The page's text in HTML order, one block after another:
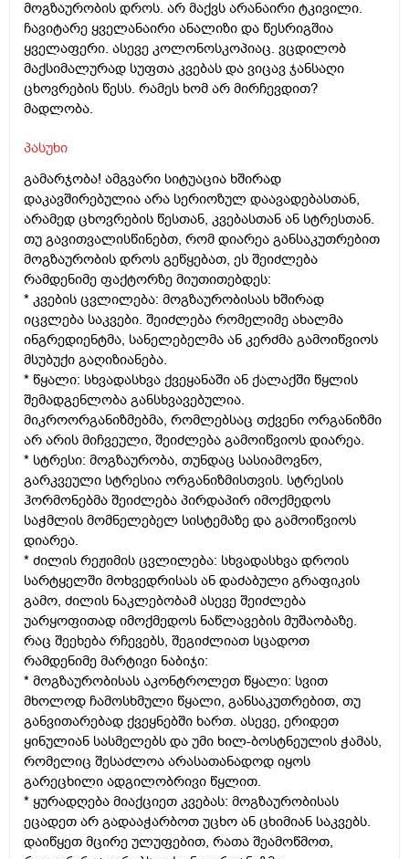
მოგზაურობის დროს. არ მაქვს არანაირი ტკივილი.
ჩავიტარე ყველანაირი ანალიზი და წესრიგშია
ყველაფერი. ასევე კოლონოსკოპიაც. ვცდილობ
მაქსიმალურად სუფთა კვებას და ვიცავ ჯანსაღი
ცხოვრების წესს. რამეს ხომ არ მირჩევდით?
მადლობა.
პასუხი
გამარჯობა! ამგვარი სიტუაცია ხშირად
დაკავშირებულია არა სერიოზულ დაავადებასთან,
არამედ ცხოვრების წესთან, კვებასთან ან სტრესთან.
თუ გავითვალისწინებთ, რომ დიარეა განსაკუთრებით
მოგზაურობის დროს გეწყებათ, ეს შეიძლება
რამდენიმე ფაქტორზე მიუთითებდეს:
* კვების ცვლილება: მოგზაურობისას ხშირად
იცვლება საკვები. შეიძლება რომელიმე ახალმა
ინგრედიენტმა, სანელებელმა ან კერძმა გამოიწვიოს
მსუბუქი გაღიზიანება.
* წყალი: სხვადასხვა ქვეყანაში ან ქალაქში წყლის
შემადგენლობა განსხვავებულია.
მიკროორგანიზმებმა, რომლებსაც თქვენი ორგანიზმი
არ არის მიჩვეული, შეიძლება გამოიწვიოს დიარეა.
* სტრესი: მოგზაურობა, თუნდაც სასიამოვნო,
გარკვეული სტრესია ორგანიზმისთვის. სტრესის
ჰორმონებმა შეიძლება პირდაპირ იმოქმედოს
საჭმლის მომნელებელ სისტემაზე და გამოიწვიოს
დიარეა.
* ძილის რეჟიმის ცვლილება: სხვადასხვა დროის
სარტყელში მოხვედრისას ან დაძაბული გრაფიკის
გამო, ძილის ნაკლებობამ ასევე შეიძლება
უარყოფითად იმოქმედოს ნაწლავების მუშაობაზე.
რაც შეეხება რჩევებს, შეგიძლიათ სცადოთ
რამდენიმე მარტივი ნაბიჯი:
* მოგზაურობისას აკონტროლეთ წყალი: სვით
მხოლოდ ჩამოსხმული წყალი, განსაკუთრებით, თუ
განვითარებად ქვეყნებში ხართ. ასევე, ერიდეთ
ყინულიან სასმელებს და უმი ხილ-ბოსტნეულის ჭამას,
რომელიც შესაძლოა არასათანადოდ იყოს
გარეცხილი ადგილობრივი წყლით.
* ყურადღება მიაქციეთ კვებას: მოგზაურობისას
ეცადეთ არ გადააჭარბოთ უცხო ან ცხიმიან საკვებს.
დაიწყეთ მცირე ულუფებით, რათა შეამოწმოთ,